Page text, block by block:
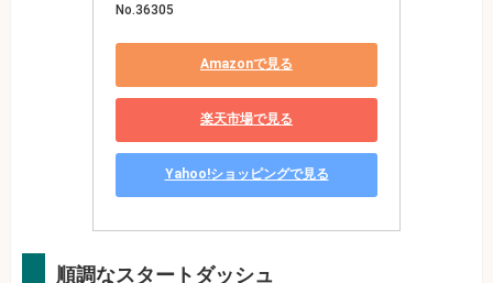
No.36305
Amazonで見る
楽天市場で見る
Yahoo!ショッピングで見る
順調なスタートダッシュ